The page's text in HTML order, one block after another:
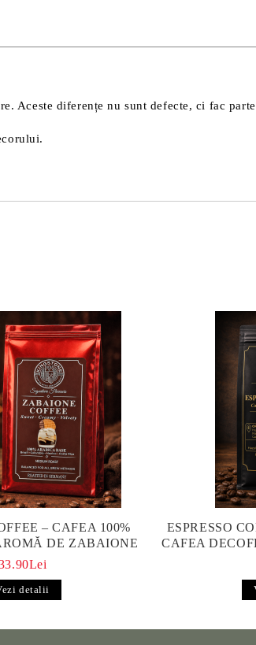
Aceste diferențe nu sunt defecte, ci fac
– CAFEA 100%
DE ZABAIONE
detalii
ESPRESSO
CAFEA